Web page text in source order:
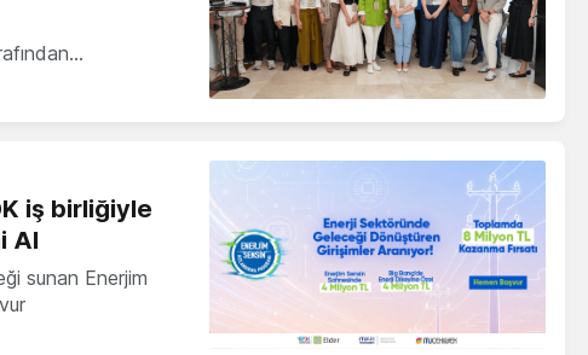
iş birliğiyle
Al
sunan Enerjim